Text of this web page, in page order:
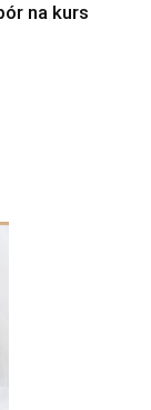
na kurs